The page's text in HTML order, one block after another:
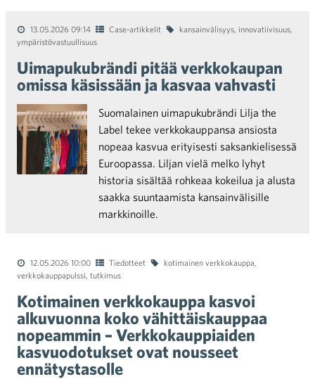
13.05.2026 09:14 Case-artikkelit kansainvälisyys, innovatiivisuus,
ympäristövastuullisuus
Uimapukubrändi pitää verkkokaupan
omissa käsissään ja kasvaa vahvasti
Suomalainen uimapukubrändi Lilja the
Label tekee verkkokauppansa ansiosta
nopeaa kasvua erityisesti saksankielisessä
Euroopassa. Liljan vielä melko lyhyt
historia sisältää rohkeaa kokeilua ja alusta
saakka suuntaamista kansainvälisille
markkinoille.
12.05.2026 10:00 Tiedotteet kotimainen verkkokauppa,
verkkokauppapulssi, tutkimus
Kotimainen verkkokauppa kasvoi
alkuvuonna koko vähittäiskauppaa
nopeammin – Verkkokauppiaiden
kasvuodotukset ovat nousseet
ennätystasolle